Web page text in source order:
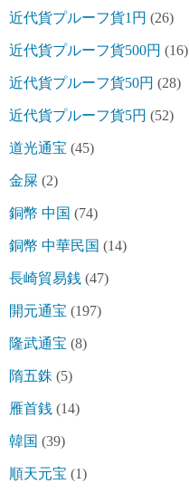
近代貨プルーフ貨1円 (26)
近代貨プルーフ貨500円 (16)
近代貨プルーフ貨50円 (28)
近代貨プルーフ貨5円 (52)
道光通宝 (45)
金屎 (2)
銅幣 中国 (74)
銅幣 中華民国 (14)
長崎貿易銭 (47)
開元通宝 (197)
隆武通宝 (8)
隋五銖 (5)
雁首銭 (14)
韓国 (39)
順天元宝 (1)